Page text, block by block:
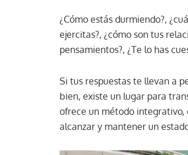
¿Cómo estás durmiendo?,
ejercitas?, ¿cómo son tus
pensamientos?, ¿Te lo has
Si tus respuestas te llevan a
bien, existe un lugar para
ofrece un método
alcanzar y mantener un